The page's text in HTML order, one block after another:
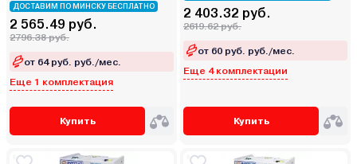
ДОСТАВИМ ПО МИНСКУ БЕСПЛАТНО
2 565.49 руб.
2796.38 руб.
от 64 руб. руб./мес.
Еще 1 комплектация
Купить
2 403.32 руб.
2619.62 руб.
от 60 руб. руб./мес.
Еще 4 комплектации
Купить